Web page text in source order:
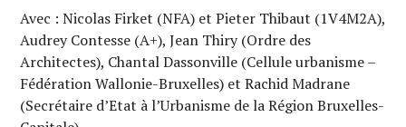
Avec : Nicolas Firket (NFA) et Pieter Thibaut (1V4M2A),
Audrey Contesse (A+), Jean Thiry (Ordre des
Architectes), Chantal Dassonville (Cellule urbanisme –
Fédération Wallonie-Bruxelles) et Rachid Madrane
(Secrétaire d’Etat à l’Urbanisme de la Région Bruxelles-